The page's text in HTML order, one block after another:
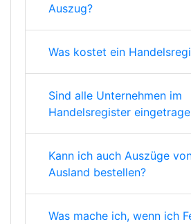
Auszug?
Was kostet ein
Sind alle Unternehmen im
Handelsregister
Kann ich auch Auszüge
Ausland bestellen?
Was mache ich, wenn ich